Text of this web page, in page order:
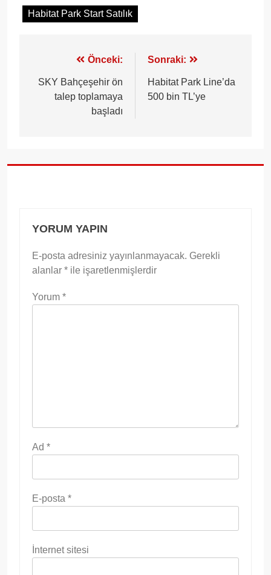
Habitat Park Start Satılık
gezinmesi
Önceki:
SKY Bahçeşehir ön
talep toplamaya
başladı
Sonraki:
Habitat Park Line’da
500 bin TL’ye
YORUM YAPIN
E-posta adresiniz yayınlanmayacak. Gerekli
alanlar * ile işaretlenmişlerdir
Yorum *
Ad *
E-posta *
İnternet sitesi